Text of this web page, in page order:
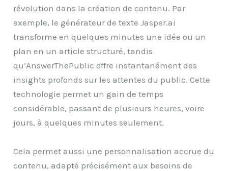
révolution dans la création de contenu. Par
exemple, le générateur de texte Jasper.ai
transforme en quelques minutes une idée ou un
plan en un article structuré, tandis
qu’AnswerThePublic offre instantanément des
insights profonds sur les attentes du public. Cette
technologie permet un gain de temps
considérable, passant de plusieurs heures, voire
jours, à quelques minutes seulement.
Cela permet aussi une personnalisation accrue du
contenu, adapté précisément aux besoins de